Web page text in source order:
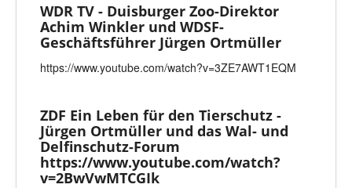
WDR TV - Duisburger Zoo-Direktor
Achim Winkler und WDSF-
Geschäftsführer Jürgen Ortmüller
https://www.youtube.com/watch?v=3ZE7AWT1EQM
ZDF Ein Leben für den Tierschutz -
Jürgen Ortmüller und das Wal- und
Delfinschutz-Forum
https://www.youtube.com/watch?
v=2BwVwMTCGIk